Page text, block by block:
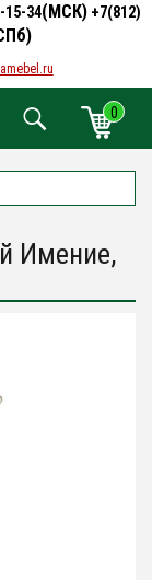
15-34(МСК) +7(812)
0
Имение,